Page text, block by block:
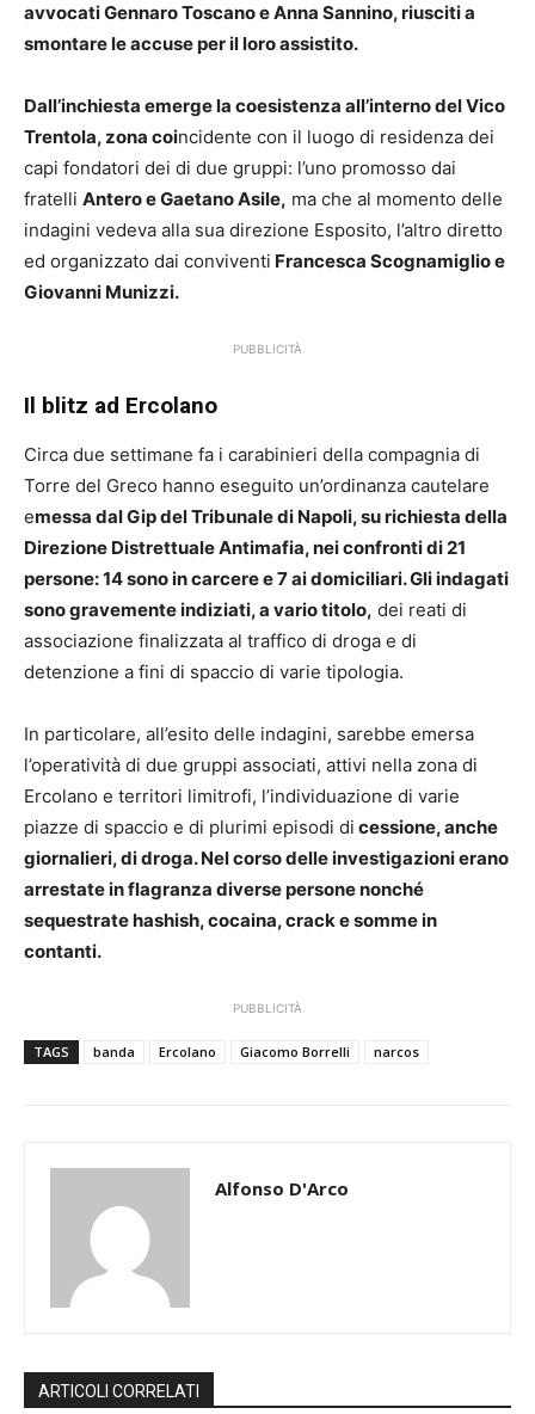
avvocati Gennaro Toscano e Anna Sannino, riusciti a
smontare le accuse per il loro assistito.
Dall’inchiesta emerge la coesistenza all’interno del Vico
Trentola, zona coincidente con il luogo di residenza dei
capi fondatori dei di due gruppi: l’uno promosso dai
fratelli Antero e Gaetano Asile, ma che al momento delle
indagini vedeva alla sua direzione Esposito, l’altro diretto
ed organizzato dai conviventi Francesca Scognamiglio e
Giovanni Munizzi.
PUBBLICITÀ
Il blitz ad Ercolano
Circa due settimane fa i carabinieri della compagnia di
Torre del Greco hanno eseguito un’ordinanza cautelare
emessa dal Gip del Tribunale di Napoli, su richiesta della
Direzione Distrettuale Antimafia, nei confronti di 21
persone: 14 sono in carcere e 7 ai domiciliari. Gli indagati
sono gravemente indiziati, a vario titolo, dei reati di
associazione finalizzata al traffico di droga e di
detenzione a fini di spaccio di varie tipologia.
In particolare, all’esito delle indagini, sarebbe emersa
l’operatività di due gruppi associati, attivi nella zona di
Ercolano e territori limitrofi, l’individuazione di varie
piazze di spaccio e di plurimi episodi di cessione, anche
giornalieri, di droga. Nel corso delle investigazioni erano
arrestate in flagranza diverse persone nonché
sequestrate hashish, cocaina, crack e somme in
contanti.
PUBBLICITÀ
TAGS banda Ercolano Giacomo Borrelli narcos
Alfonso D'Arco
ARTICOLI CORRELATI